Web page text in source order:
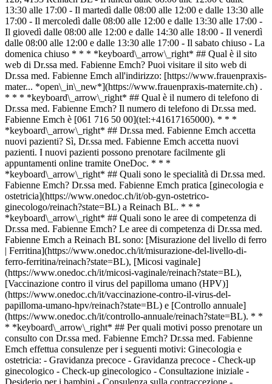
13:30 alle 17:00 - Il martedì dalle 08:00 alle 12:00 e dalle 13:30 alle
17:00 - Il mercoledì dalle 08:00 alle 12:00 e dalle 13:30 alle 17:00 -
Il giovedì dalle 08:00 alle 12:00 e dalle 14:30 alle 18:00 - Il venerdì
dalle 08:00 alle 12:00 e dalle 13:30 alle 17:00 - Il sabato chiuso - La
domenica chiuso * * * *keyboard\_arrow\_right* ## Qual è il sito
web di Dr.ssa med. Fabienne Emch? Puoi visitare il sito web di
Dr.ssa med. Fabienne Emch all'indirizzo: [https://www.frauenpraxis-
mater... *open\_in\_new*](https://www.frauenpraxis-maternite.ch) .
* * * *keyboard\_arrow\_right* ## Qual è il numero di telefono di
Dr.ssa med. Fabienne Emch? Il numero di telefono di Dr.ssa med.
Fabienne Emch è [061 716 50 00](tel:+41617165000). * * *
*keyboard\_arrow\_right* ## Dr.ssa med. Fabienne Emch accetta
nuovi pazienti? Sì, Dr.ssa med. Fabienne Emch accetta nuovi
pazienti. I nuovi pazienti possono prenotare facilmente gli
appuntamenti online tramite OneDoc. * * *
*keyboard\_arrow\_right* ## Quali sono le specialità di Dr.ssa med.
Fabienne Emch? Dr.ssa med. Fabienne Emch pratica [ginecologia e
ostetricia](https://www.onedoc.ch/it/ob-gyn-ostetrico-
ginecologo/reinach?state=BL) a Reinach BL. * * *
*keyboard\_arrow\_right* ## Quali sono le aree di competenza di
Dr.ssa med. Fabienne Emch? Le aree di competenza di Dr.ssa med.
Fabienne Emch a Reinach BL sono: [Misurazione del livello di ferro
| Ferritina](https://www.onedoc.ch/it/misurazione-del-livello-di-
ferro-ferritina/reinach?state=BL), [Micosi vaginale]
(https://www.onedoc.ch/it/micosi-vaginale/reinach?state=BL),
[Vaccinazione contro il virus del papilloma umano (HPV)]
(https://www.onedoc.ch/it/vaccinazione-contro-il-virus-del-
papilloma-umano-hpv/reinach?state=BL) e [Controllo annuale]
(https://www.onedoc.ch/it/controllo-annuale/reinach?state=BL). * *
* *keyboard\_arrow\_right* ## Per quali motivi posso prenotare un
consulto con Dr.ssa med. Fabienne Emch? Dr.ssa med. Fabienne
Emch effettua consulenze per i seguenti motivi: Ginecologia e
ostetricia: - Gravidanza precoce - Gravidanza precoce - Check-up
ginecologico - Check-up ginecologico - Consultazione iniziale -
Desiderio per i bambini - Consulenza sulla contraccezione -